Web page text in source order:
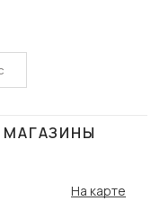
На карте